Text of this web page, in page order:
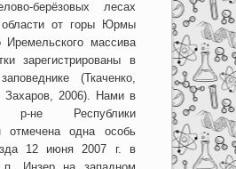
берёзовых лесах
области от горы Юрмы
массива
зарегистрированы в
(Ткаченко,
Захаров, 2006). Нами в
р-не Республики
отмечена одна особь
12 июня 2007 г. в